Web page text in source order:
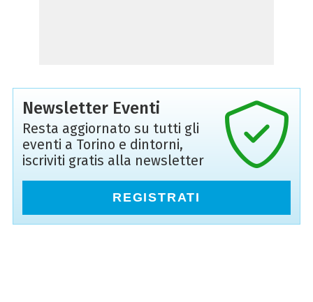
Newsletter Eventi
Resta aggiornato su tutti gli
eventi a Torino e dintorni,
iscriviti gratis alla newsletter
REGISTRATI